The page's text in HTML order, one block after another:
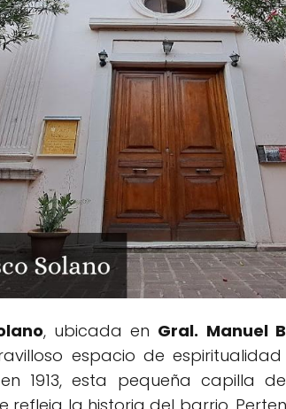
, ubicada en Gral. Manuel
espacio de
1913, esta pequeña capilla